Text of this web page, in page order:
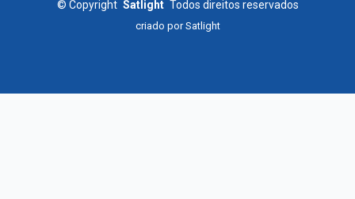
© Copyright Satlight Todos direitos reservados
criado porSatlight